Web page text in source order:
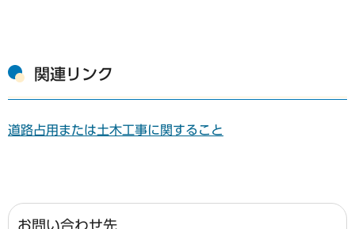
関連リンク
道路占用または土木工事に関すること
お問い合わせ先